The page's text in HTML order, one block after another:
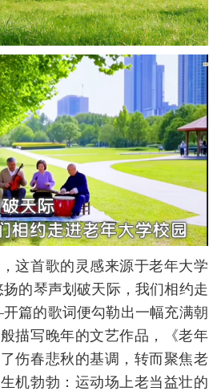
这首歌的灵感来源于老年大学
的琴声划破天际，我们相约走
篇的歌词便勾勒出一幅充满朝
描写晚年的文艺作品，《老年
伤春悲秋的基调，转而聚焦老
机勃勃：运动场上老当益壮的